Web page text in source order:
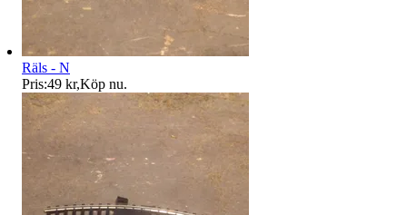
Räls - N
Pris:49 kr,Köp nu.